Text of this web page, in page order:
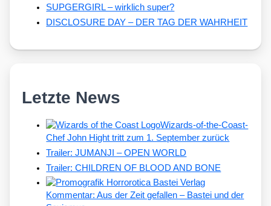
SUPGERGIRL – wirklich super?
DISCLOSURE DAY – DER TAG DER WAHRHEIT
Letzte News
Wizards-of-the-Coast-
Chef John Hight tritt zum 1. September zurück
Trailer: JUMANJI – OPEN WORLD
Trailer: CHILDREN OF BLOOD AND BONE
Kommentar: Aus der Zeit gefallen – Bastei und der